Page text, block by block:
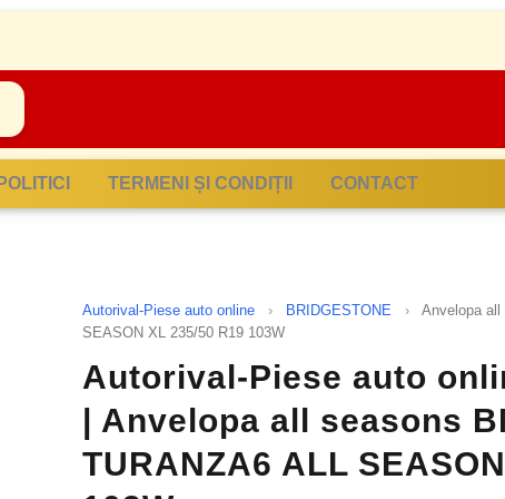
POLITICI TERMENI ȘI CONDIȚII CONTACT
Autorival-Piese auto online › BRIDGESTONE ›
Anvelopa all
SEASON XL 235/50 R19 103W
Autorival-Piese auto
| Anvelopa all seasons
TURANZA6 ALL